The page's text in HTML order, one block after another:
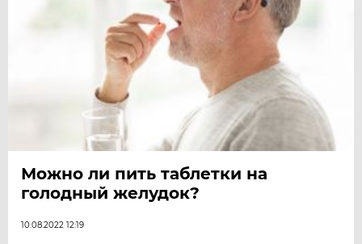
Можно ли пить таблетки на
голодный желудок?
10.08.2022 12:19